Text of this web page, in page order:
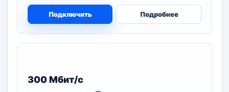
Подключить Подробнее
300 Мбит/с